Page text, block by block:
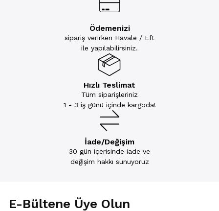
Ödemenizi
sipariş verirken Havale / Eft
ile yapılabilirsiniz.
Hızlı Teslimat
Tüm siparişleriniz
1 - 3 iş günü içinde kargoda!
İade/Değişim
30 gün içerisinde iade ve
değişim hakkı sunuyoruz
E-Bültene Üye Olun